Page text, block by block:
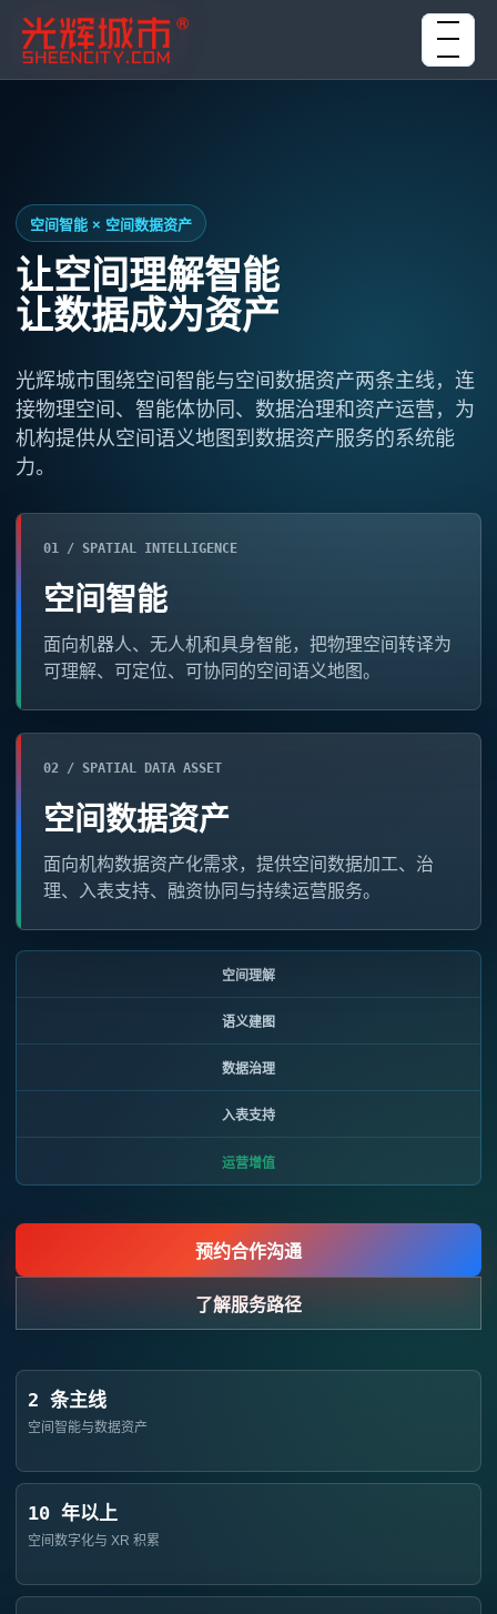
打开导
空间智能 × 空间数据资产
让空间理解智能
让数据成为资产
光辉城市围绕空间智能与空间数据资产两条主线，连
接物理空间、智能体协同、数据治理和资产运营，为
机构提供从空间语义地图到数据资产服务的系统能
力。
01 / SPATIAL INTELLIGENCE
空间智能
面向机器人、无人机和具身智能，把物理空间转译为
可理解、可定位、可协同的空间语义地图。
02 / SPATIAL DATA ASSET
空间数据资产
面向机构数据资产化需求，提供空间数据加工、治
理、入表支持、融资协同与持续运营服务。
空间理解
语义建图
数据治理
入表支持
运营增值
预约合作沟通
了解服务路径
2 条主线
空间智能与数据资产
10 年以上
空间数字化与 XR 积累